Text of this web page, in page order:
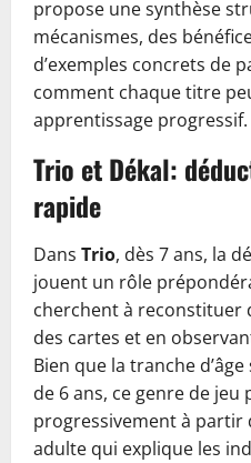
propose une synthèse
mécanismes, des
d’exemples concrets de
comment chaque titre
apprentissage progressif.
Trio et Dékal:
rapide
Dans Trio, dès 7 ans, la
jouent un rôle
cherchent à reconstituer
des cartes et en
Bien que la tranche
de 6 ans, ce genre de
progressivement à partir
adulte qui explique les